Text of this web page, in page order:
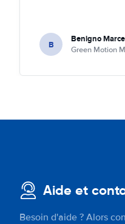
B Benigno
Green Motion
Aide et
Besoin d'aide ? Alors